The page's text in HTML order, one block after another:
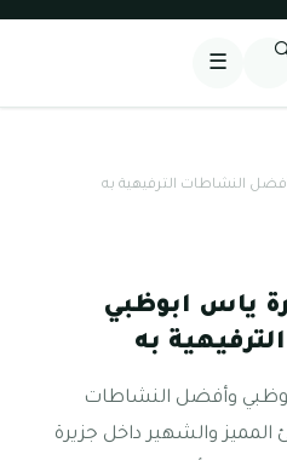
☰
النشاطات الترفيهية به
ياس ابوظبي
به
وأفضل النشاطات
المميز والشهير داخل جزيرة